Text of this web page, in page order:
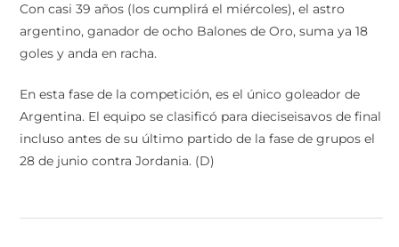
Con casi 39 años (los cumplirá el miércoles), el astro
argentino, ganador de ocho Balones de Oro, suma ya 18
goles y anda en racha.
En esta fase de la competición, es el único goleador de
Argentina. El equipo se clasificó para dieciseisavos de final
incluso antes de su último partido de la fase de grupos el
28 de junio contra Jordania. (D)